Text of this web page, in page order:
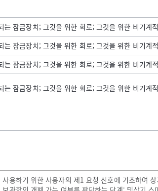
는 잠금장치; 그것을 위한 회로; 그것을 위한 비기
는 잠금장치; 그것을 위한 회로; 그것을 위한 비기
는 잠금장치; 그것을 위한 회로; 그것을 위한 비기
는 잠금장치; 그것을 위한 회로; 그것을 위한 비기
용하기 위한 사용자의 제1 요청 신호에 기초하여